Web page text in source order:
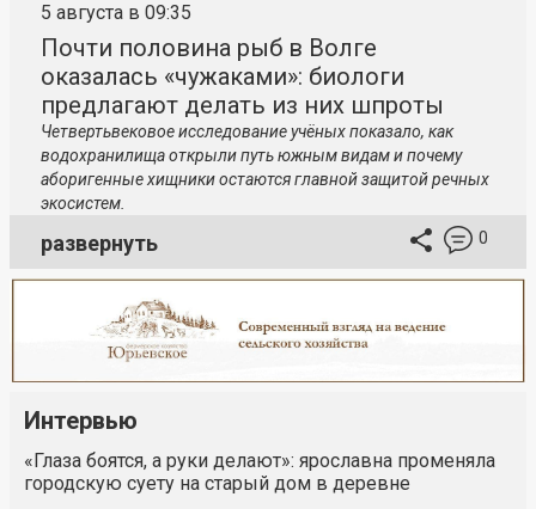
5 августа в 09:35
Почти половина рыб в Волге
оказалась «чужаками»: биологи
предлагают делать из них шпроты
Четвертьвековое исследование учёных показало, как
водохранилища открыли путь южным видам и почему
аборигенные хищники остаются главной защитой речных
экосистем.
развернуть 0
Интервью
«Глаза боятся, а руки делают»: ярославна променяла
городскую суету на старый дом в деревне